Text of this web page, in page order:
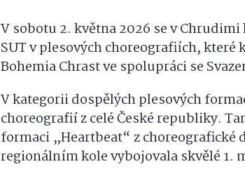
V sobotu 2. května 2026 se v
SUT v plesových choreografiích, které
Bohemia Chrast ve spolupráci se
V kategorii dospělých plesových
choreografií z celé České republiky.
formaci „Heartbeat“ z choreografické
regionálním kole vybojovala skvělé 1.